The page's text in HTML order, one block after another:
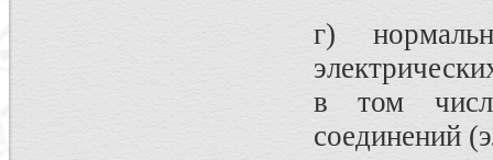
г)
в том
соединений